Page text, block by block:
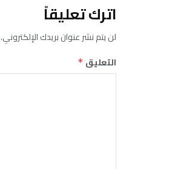
اترك تعليقاً
لن يتم نشر عنوان بريدك الإلكتروني.
التعليق *